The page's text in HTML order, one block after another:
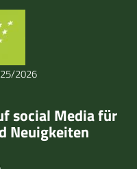
2026
social Media für
Neuigkeiten